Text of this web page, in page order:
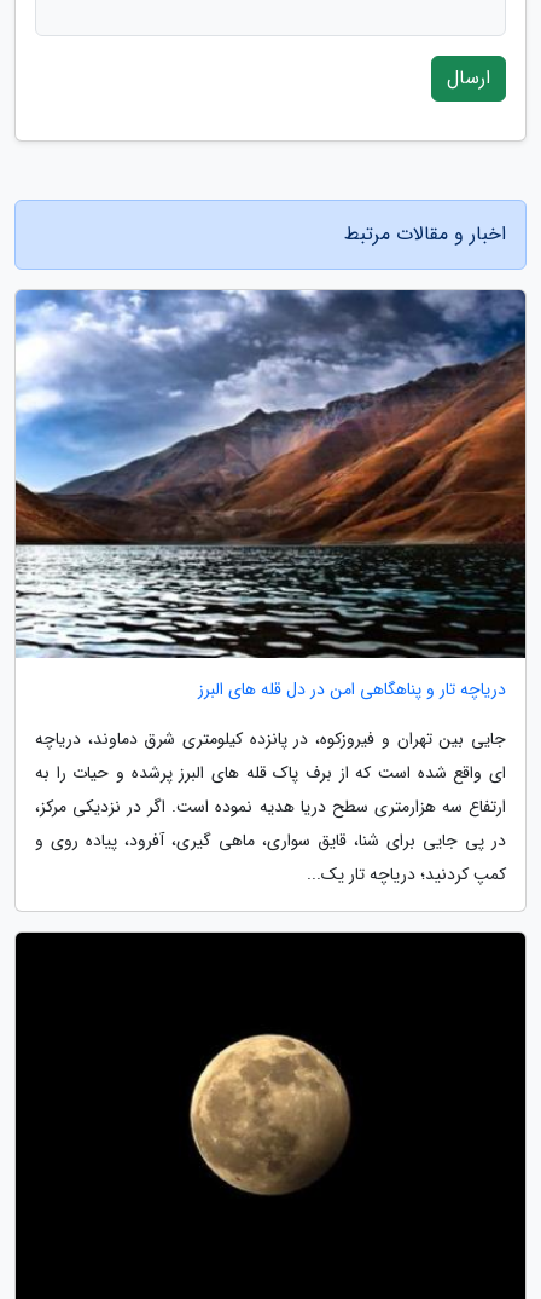
ارسال
اخبار و مقالات مرتبط
دریاچه تار و پناهگاهی امن در دل قله های البرز
جایی بین تهران و فیروزکوه، در پانزده کیلومتری شرق دماوند، دریاچه
ای واقع شده است که از برف پاک قله های البرز پرشده و حیات را به
ارتفاع سه هزارمتری سطح دریا هدیه نموده است. اگر در نزدیکی مرکز،
در پی جایی برای شنا، قایق سواری، ماهی گیری، آفرود، پیاده روی و
کمپ کردنید؛ دریاچه تار یک...